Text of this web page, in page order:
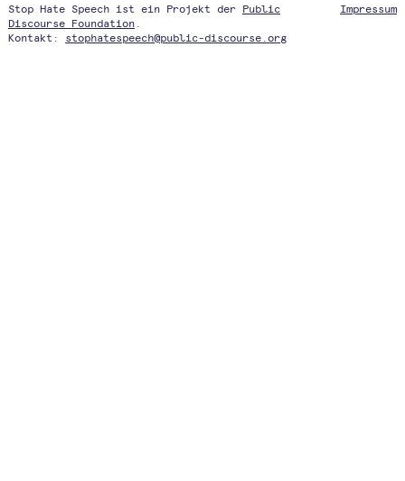
Stop Hate Speech ist ein Projekt der
Public
Discourse Foundation .
Kontakt: stophatespeech@public-discourse.org
Impressum